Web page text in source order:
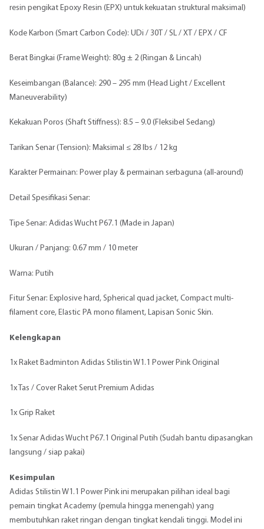
resin pengikat Epoxy Resin (EPX) untuk kekuatan struktural maksimal)
Kode Karbon (Smart Carbon Code): UDi / 30T / SL / XT / EPX / CF
Berat Bingkai (Frame Weight): 80g ± 2 (Ringan & Lincah)
Keseimbangan (Balance): 290 – 295 mm (Head Light / Excellent
Maneuverability)
Kekakuan Poros (Shaft Stiffness): 8.5 – 9.0 (Fleksibel Sedang)
Tarikan Senar (Tension): Maksimal ≤ 28 lbs / 12 kg
Karakter Permainan: Power play & permainan serbaguna (all-around)
Detail Spesifikasi Senar:
Tipe Senar: Adidas Wucht P67.1 (Made in Japan)
Ukuran / Panjang: 0.67 mm / 10 meter
Warna: Putih
Fitur Senar: Explosive hard, Spherical quad jacket, Compact multi-
filament core, Elastic PA mono filament, Lapisan Sonic Skin.
Kelengkapan
1x Raket Badminton Adidas Stilistin W1.1 Power Pink Original
1x Tas / Cover Raket Serut Premium Adidas
1x Grip Raket
1x Senar Adidas Wucht P67.1 Original Putih (Sudah bantu dipasangkan
langsung / siap pakai)
Kesimpulan
Adidas Stilistin W1.1 Power Pink ini merupakan pilihan ideal bagi
pemain tingkat Academy (pemula hingga menengah) yang
membutuhkan raket ringan dengan tingkat kendali tinggi. Model ini